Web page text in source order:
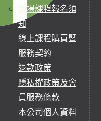
現場課程報名須
知
線上課程購買暨
服務契約
退款政策
隱私權政策及會
員服務條款
本公司個人資料